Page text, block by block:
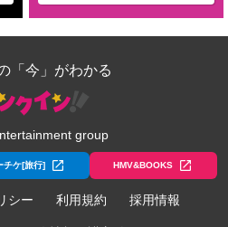
「今」がわかる
group
チケ[旅行] HMV&BOOKS
シー 利用規約 採用情報